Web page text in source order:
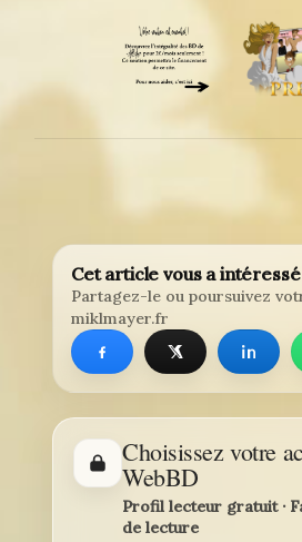
Cet article vous a intéressé
Partagez-le ou poursuivez
miklmayer.fr
Choisissez votre
WebBD
Profil lecteur gratuit ·
de lecture